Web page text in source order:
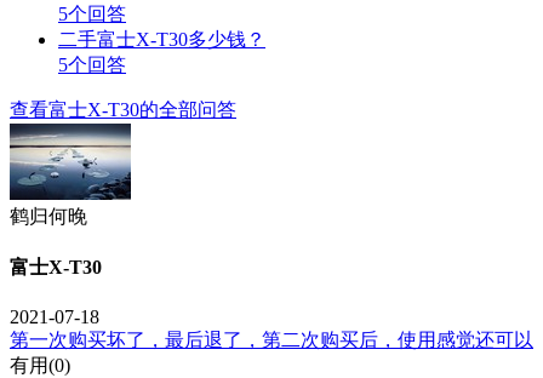
5个回答
二手富士X-T30多少钱？
5个回答
查看富士X-T30的全部问答
鹤归何晚
富士X-T30
2021-07-18
第一次购买坏了，最后退了，第二次购买后，使用感觉还可以
有用(0)